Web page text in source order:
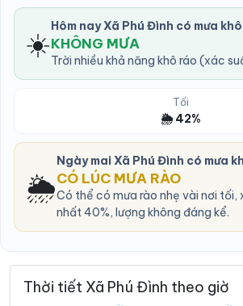
☀️ Hôm nay Xã Phú Đình có mưa
KHÔNG MƯA
Trời nhiều khả năng khô ráo (xác
Tối
🌦️ 42%
🌦️
Ngày mai Xã Phú Đình có mưa
CÓ LÚC MƯA RÀO
Có thể có mưa rào nhẹ vài nơi tối,
nhất 40%, lượng không đáng kể.
Thời tiết Xã Phú Đình theo giờ